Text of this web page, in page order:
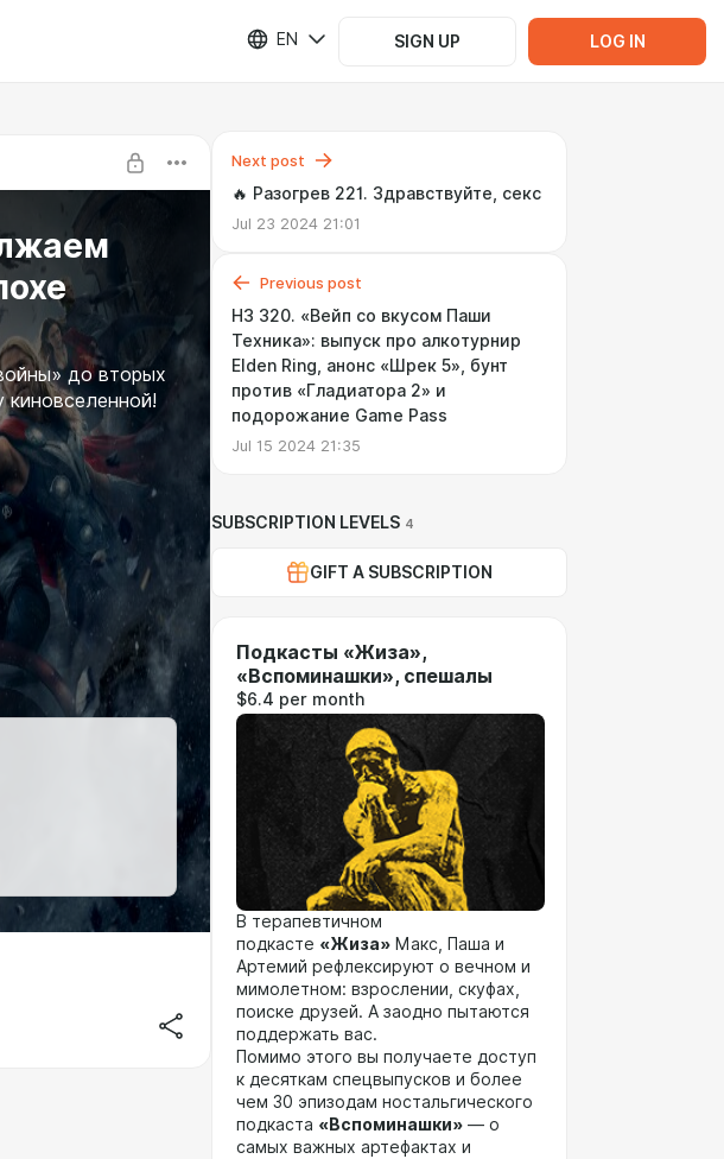
EN SIGN UP LOG IN
до вторых
Next post
🔥 Разогрев 221. Здравствуйте, секс
Jul 23 2024 21:01
Previous post
НЗ 320. «Вейп со вкусом Паши
Техника»: выпуск про алкотурнир
Elden Ring, анонс «Шрек 5», бунт
против «Гладиатора 2» и
подорожание Game Pass
Jul 15 2024 21:35
SUBSCRIPTION LEVELS 4
GIFT A SUBSCRIPTION
Подкасты «Жиза»,
«Вспоминашки», спешалы
$6.4 per month
В терапевтичном
подкасте «Жиза» Макс, Паша и
Артемий рефлексируют о вечном и
мимолетном: взрослении, скуфах,
поиске друзей. А заодно пытаются
поддержать вас.
Помимо этого вы получаете доступ
к десяткам спецвыпусков и более
чем 30 эпизодам ностальгического
подкаста «Вспоминашки» — о
самых важных артефактах и